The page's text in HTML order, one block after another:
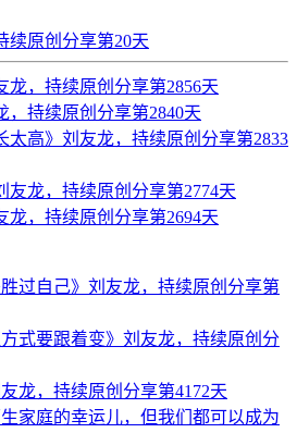
续原创分享第20天
胜过自己》刘友龙，持续原创分享第
方式要跟着变》刘友龙，持续原创分
龙，持续原创分享第4172天
生家庭的幸运儿，但我们都可以成为